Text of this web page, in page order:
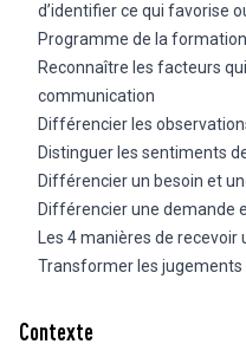
Contexte
d’identifier ce qui favorise
Programme de la
Reconnaître les facteurs
communication
Différencier les
Distinguer les sentiments
Différencier un besoin et
Différencier une demande
Les 4 manières de recevoir
Transformer les jugements